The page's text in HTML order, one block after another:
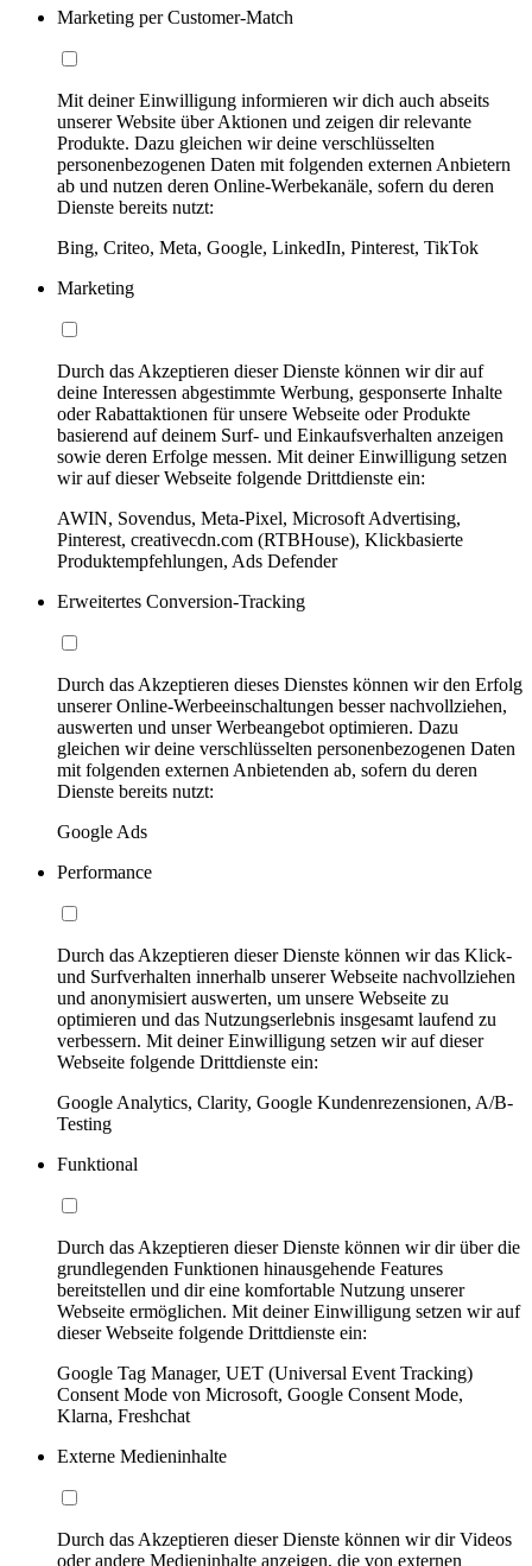
Marketing per Customer-Match
Mit deiner Einwilligung informieren wir dich auch abseits
unserer Website über Aktionen und zeigen dir relevante
Produkte. Dazu gleichen wir deine verschlüsselten
personenbezogenen Daten mit folgenden externen Anbietern
ab und nutzen deren Online-Werbekanäle, sofern du deren
Dienste bereits nutzt:
Bing, Criteo, Meta, Google, LinkedIn, Pinterest, TikTok
Marketing
Durch das Akzeptieren dieser Dienste können wir dir auf
deine Interessen abgestimmte Werbung, gesponserte Inhalte
oder Rabattaktionen für unsere Webseite oder Produkte
basierend auf deinem Surf- und Einkaufsverhalten anzeigen
sowie deren Erfolge messen. Mit deiner Einwilligung setzen
wir auf dieser Webseite folgende Drittdienste ein:
AWIN, Sovendus, Meta-Pixel, Microsoft Advertising,
Pinterest, creativecdn.com (RTBHouse), Klickbasierte
Produktempfehlungen, Ads Defender
Erweitertes Conversion-Tracking
Durch das Akzeptieren dieses Dienstes können wir den Erfolg
unserer Online-Werbeeinschaltungen besser nachvollziehen,
auswerten und unser Werbeangebot optimieren. Dazu
gleichen wir deine verschlüsselten personenbezogenen Daten
mit folgenden externen Anbietenden ab, sofern du deren
Dienste bereits nutzt:
Google Ads
Performance
Durch das Akzeptieren dieser Dienste können wir das Klick-
und Surfverhalten innerhalb unserer Webseite nachvollziehen
und anonymisiert auswerten, um unsere Webseite zu
optimieren und das Nutzungserlebnis insgesamt laufend zu
verbessern. Mit deiner Einwilligung setzen wir auf dieser
Webseite folgende Drittdienste ein:
Google Analytics, Clarity, Google Kundenrezensionen, A/B-
Testing
Funktional
Durch das Akzeptieren dieser Dienste können wir dir über die
grundlegenden Funktionen hinausgehende Features
bereitstellen und dir eine komfortable Nutzung unserer
Webseite ermöglichen. Mit deiner Einwilligung setzen wir auf
dieser Webseite folgende Drittdienste ein:
Google Tag Manager, UET (Universal Event Tracking)
Consent Mode von Microsoft, Google Consent Mode,
Klarna, Freshchat
Externe Medieninhalte
Durch das Akzeptieren dieser Dienste können wir dir Videos
oder andere Medieninhalte anzeigen, die von externen